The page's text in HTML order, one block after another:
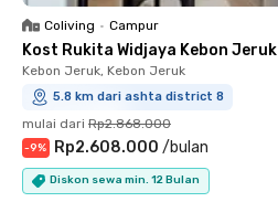
Coliving • Campur
Kost Rukita Widjaya Kebon Jeruk
Kebon Jeruk, Kebon Jeruk
5.8 km dari ashta district 8
mulai dari Rp2.868.000
-9% Rp2.608.000 /bulan
Diskon sewa min. 12 Bulan